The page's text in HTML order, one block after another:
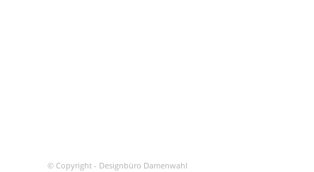
© Copyright - Designbüro Damenwahl